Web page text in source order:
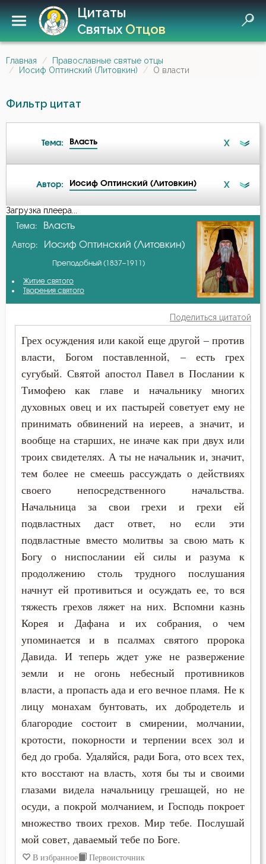
Цитаты
СвятыхОтцов
Главная
Православные святые отцы
Иосиф Оптинский (Литовкин)
О власти
Фильтр цитат
Тема: Власть X
Ад
Бесстрастие
Благоговение
Благодарность
Благодать
Благочестие
Ближний
Блуд
Богатство
Богоугождение
Болезнь
Борьба
Брак
Вера
Власть
Воздаяние
Воздержание
Воля Божия
Врач
Автор: Иосиф Оптинский (Литовкин) X
А-я
Амвросий Оптинский (Гренков)
Афанасий (Сахаров)
Варсонофий Оптинский (Плиханков)
Димитрий Ростовский
Ефрем Сирин
Иоанн Златоуст
Иосиф Оптинский (Литовкин)
Исидор Пелусиот
Иустин (Попович)
Моисей Оптинский (Путилов)
Тихон Задонский
Феодор Студит
Загрузка плеера...
Тема: Власть
Автор: Иосиф Оптинский (Литовкин)
Преподобный (1837–1911)
Житие святого
Творения святого
Поделиться цитатой
Грех осуждения или какой еще другой – против
власти, Богом поставленной, – есть грех
сугубый. Святой апостол Павел в Послании к
Тимофею как главе и начальнику многих
духовных овец и их пастырей советует ему не
принимать обвинений на иереев, а значит, и
вообще на старших, не иначе как при двух или
троих свидетелях. А ты не начальник и, значит,
тем более не смеешь рассуждать о действиях
своего непосредственного начальства.
Начальница за свои грехи и грехи ей
подвластных даст ответ, но если эти
подвластные вместо молитвы за свою мать к
Богу о ниспослании ей силы и разума к
продолжению столь трудного послушания
начнут ей противиться и осуждать ее, то вся
тяжесть грехов ляжет на них. Вспомни казнь
Корея и Дафана и их собрания, о чем
упоминается и в псалмах святого пророка
Давида. И теперь ждет уже не развержение
земли и не огонь небесный противников
власти, а пропасть ада и его вечное пламя. Не к
лицу монахам бунтовать, их добродетель и
благородие состоит в смирении, молчании,
кротости, покорности и терпении всех зол и
бед до гроба. Удаляйся, ради Бога, ото всех тех,
кто восстают на власть, хотя бы ты и своими
глазами видела начальницу грешащей, но не
осуди, а покрой молчанием, и Господь покроет
множество твоих грехов. Мир тебе. Послушай
мой совет, даваемый тебе по Боге.
В избранное Первоисточник